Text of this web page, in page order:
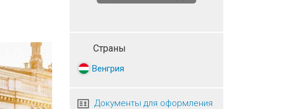
Страны
Венгрия
Документы для оформления